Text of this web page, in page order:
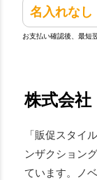
名入れなし
お支払い確認後、最短
株式会
「販促スタイ
ンザクション
ています。ノ